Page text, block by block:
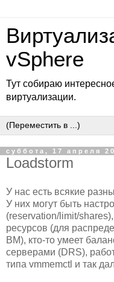
vSphere
Тут собираю
виртуализации.
суббота, 17 апреля
Loadstorm
У нас есть всякие
У них могут быть
(reservation/limit/
ресурсов (для
ВМ), кто-то умеет
серверами (DRS),
типа vmmemctl и так